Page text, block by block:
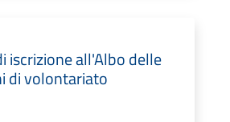
iscrizione all'Albo delle
di volontariato